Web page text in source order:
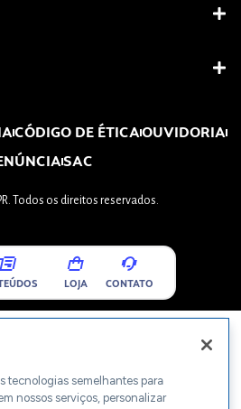
CÓDIGO DE ÉTICAOUVIDORIA
SAC
Todos os direitos reservados.
LOJA CONTATO
tecnologias semelhantes para
nossos serviços, personalizar